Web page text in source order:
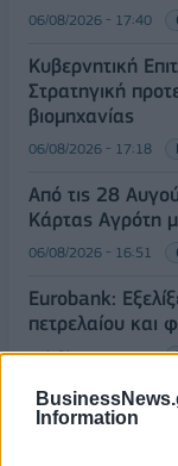
Information
06/08/2026 - 17:40
Κυβερνητική
Στρατηγική
βιομηχανίας
06/08/2026 - 17:18
Από τις 28
Κάρτας Αγρότη
06/08/2026 - 16:51
Eurobank:
πετρελαίου και
06/08/2026 - 16:20
Οι ελληνικές
στην ανάπτυξη